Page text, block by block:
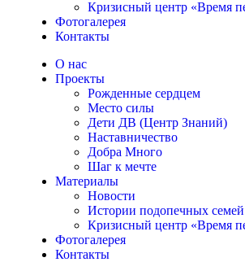
Кризисный центр «Время
Фотогалерея
Контакты
О нас
Проекты
Рожденные сердцем
Место силы
Дети ДВ (Центр Знаний)
Наставничество
Добра Много
Шаг к мечте
Материалы
Новости
Истории подопечных семей
Кризисный центр «Время
Фотогалерея
Контакты